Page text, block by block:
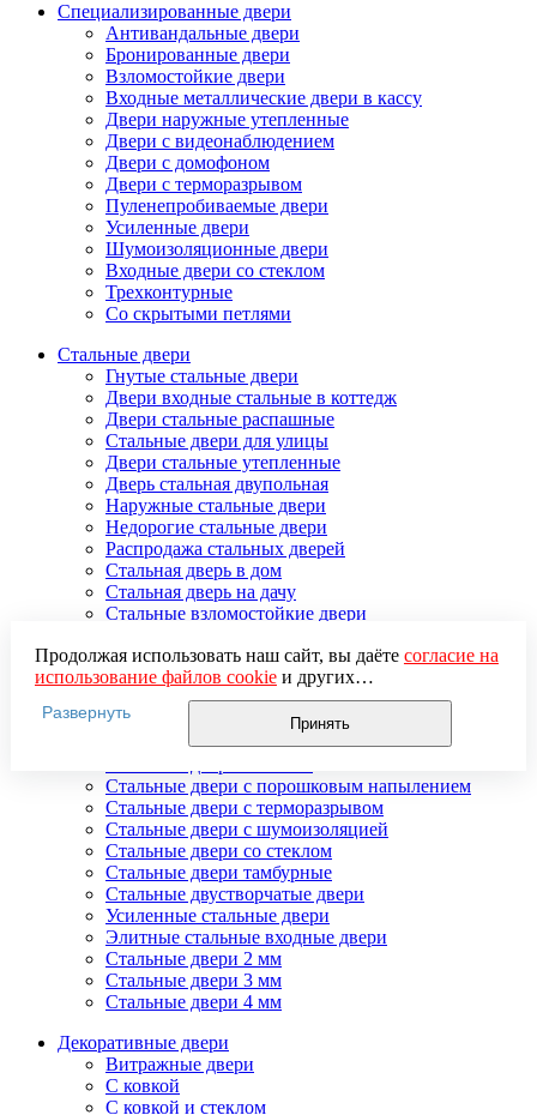
Специализированные двери
Антивандальные двери
Бронированные двери
Взломостойкие двери
Входные металлические двери в кассу
Двери наружные утепленные
Двери с видеонаблюдением
Двери с домофоном
Двери с терморазрывом
Пуленепробиваемые двери
Усиленные двери
Шумоизоляционные двери
Входные двери со стеклом
Трехконтурные
Со скрытыми петлями
Стальные двери
Гнутые стальные двери
Двери входные стальные в коттедж
Двери стальные распашные
Стальные двери для улицы
Двери стальные утепленные
Дверь стальная двупольная
Наружные стальные двери
Недорогие стальные двери
Распродажа стальных дверей
Стальная дверь в дом
Стальная дверь на дачу
Стальные взломостойкие двери
Стальные двери в подъезд
Стальные двери внутреннего открывания
Стальные двери массив
Стальные двери мдф
Стальные двери с зеркалом
Стальные двери с порошковым напылением
Стальные двери с терморазрывом
Стальные двери с шумоизоляцией
Стальные двери со стеклом
Стальные двери тамбурные
Стальные двустворчатые двери
Усиленные стальные двери
Элитные стальные входные двери
Стальные двери 2 мм
Стальные двери 3 мм
Стальные двери 4 мм
Декоративные двери
Витражные двери
С ковкой
С ковкой и стеклом
Продолжая использовать наш сайт, вы даёте согласие на
использование файлов cookieи других
пользовательских данных (включая IP-адрес, сведения о
местоположении, устройстве, действиях на сайте и т. п.)
для функционирования сайта, проведения
использования систем аналитики (например,
Яндекс.Метрика), в соответствии с нашей
обработки персональных данных.
Если вы не хотите, чтобы ваши данные обрабатывались,
настройте ограничения в браузере или покиньте сайт.
Развернуть
Принять